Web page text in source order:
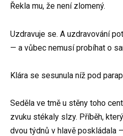
Řekla mu, že není zlomený.
Uzdravuje se. A uzdravování
— a vůbec nemusí probíhat o
Klára se sesunula níž pod
Seděla ve tmě u stěny toho
zvuku stékaly slzy. Příběh,
dvou týdnů v hlavě poskládala